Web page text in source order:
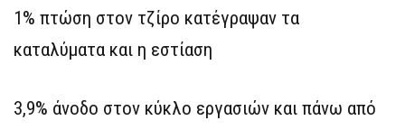
1% πτώση στον τζίρο κατέγραψαν τα
καταλύματα και η εστίαση
3,9% άνοδο στον κύκλο εργασιών και πάνω από